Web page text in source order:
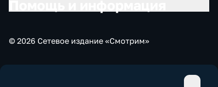
© 2026 Сетевое издание «Смотрим»